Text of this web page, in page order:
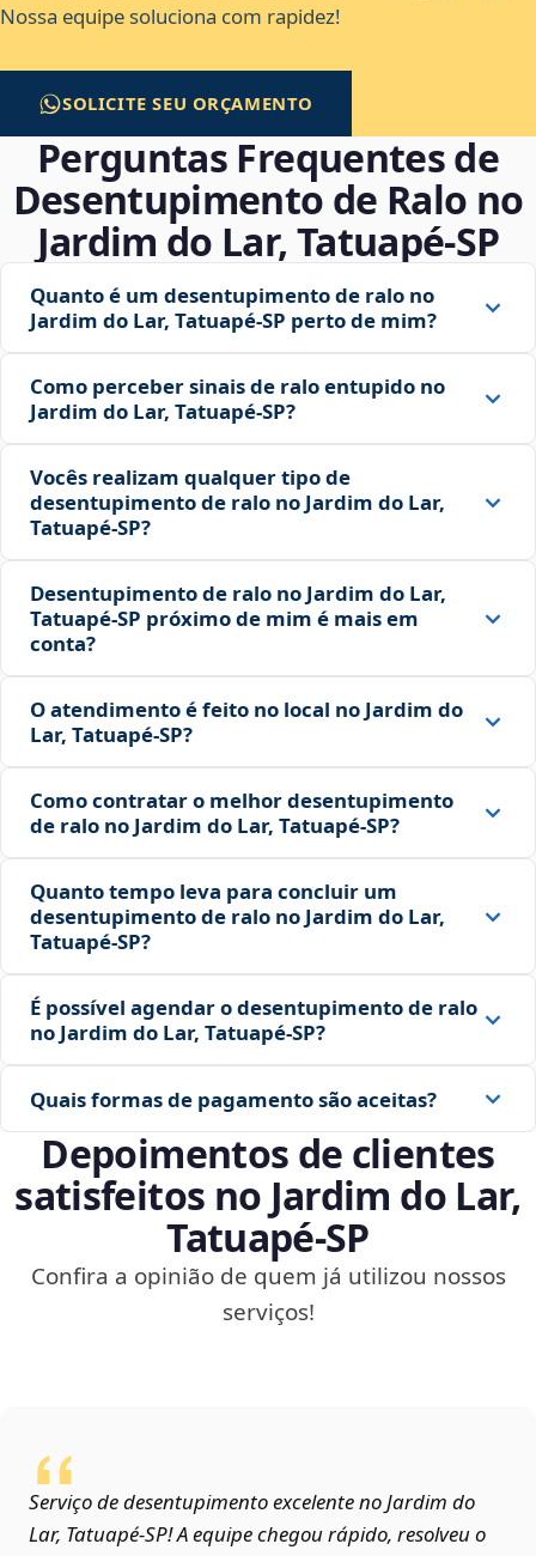
Nossa equipe soluciona com rapidez!
SOLICITE SEU ORÇAMENTO
Perguntas Frequentes de
Desentupimento de Ralo no
Jardim do Lar, Tatuapé‑SP
Quanto é um desentupimento de ralo no
Jardim do Lar, Tatuapé‑SP perto de mim?
Como perceber sinais de ralo entupido no
Jardim do Lar, Tatuapé‑SP?
Vocês realizam qualquer tipo de
desentupimento de ralo no Jardim do Lar,
Tatuapé‑SP?
Desentupimento de ralo no Jardim do Lar,
Tatuapé‑SP próximo de mim é mais em
conta?
O atendimento é feito no local no Jardim do
Lar, Tatuapé‑SP?
Como contratar o melhor desentupimento
de ralo no Jardim do Lar, Tatuapé‑SP?
Quanto tempo leva para concluir um
desentupimento de ralo no Jardim do Lar,
Tatuapé‑SP?
É possível agendar o desentupimento de ralo
no Jardim do Lar, Tatuapé‑SP?
Quais formas de pagamento são aceitas?
Depoimentos de clientes
satisfeitos no Jardim do Lar,
Tatuapé‑SP
Confira a opinião de quem já utilizou nossos
serviços!
Serviço de desentupimento excelente no Jardim do
Lar, Tatuapé‑SP! A equipe chegou rápido, resolveu o